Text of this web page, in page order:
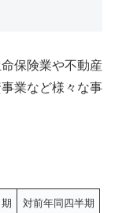
保険業や不動産
業など様々な事
対前年同四半期